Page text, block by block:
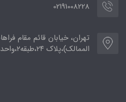
02191008228
تهران، خیابان قائم مقام
الممالک)،پلاک ۲۴،طبقه۲،واحد ۱۲